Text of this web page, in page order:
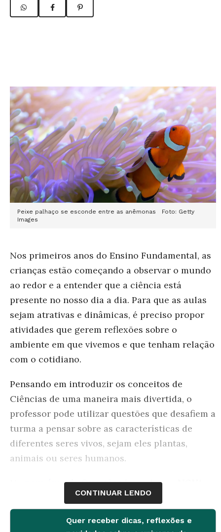
Peixe palhaço se esconde entre as anêmonas Foto: Getty
Images
Nos primeiros anos do Ensino Fundamental, as
crianças estão começando a observar o mundo
ao redor e a entender que a ciência está
presente no nosso dia a dia. Para que as aulas
sejam atrativas e dinâmicas, é preciso propor
atividades que gerem reflexões sobre o
ambiente em que vivemos e que tenham relação
com o cotidiano.
Pensando em introduzir os conceitos de
Ciências de uma maneira mais divertida, o
professor pode utilizar questões que desafiem a
turma a pensar sobre as características de
diferentes seres vivos, sejam eles plantas,
animais ou seres humanos.
nova área de Questõeslançada por
, os professores têm acesso a 246
perguntas que podem ser usadas em avaliações
no Ensino Fundamental I, além de orientações
CONTINUAR LENDO
Quer receber dicas, reflexões e